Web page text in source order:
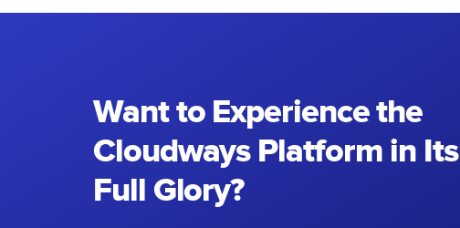
Want to Experience the
Cloudways Platform in Its
Full Glory?